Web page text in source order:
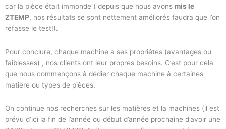
car la pièce était immonde ( depuis que nous avons mis le
ZTEMP, nos résultats se sont nettement améliorés faudra que l’on
refasse le test!).
Pour conclure, chaque machine a ses propriétés (avantages ou
faiblesses) , nos clients ont leur propres besoins. C’est pour cela
que nous commençons à dédier chaque machine à certaines
matière ou types de pièces.
On continue nos recherches sur les matières et la machines (il est
prévu d’ici la fin de l’année ou début d’année prochaine d’avoir une